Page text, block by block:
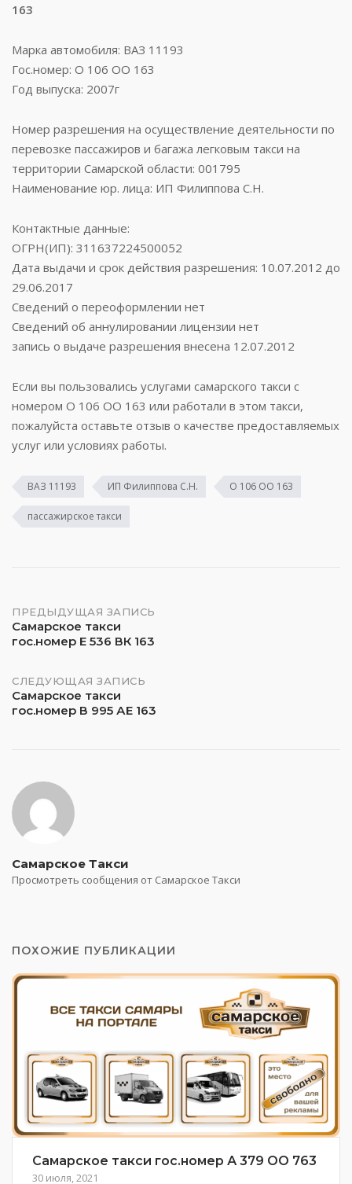
163
Марка автомобиля: ВАЗ 11193
Гос.номер: О 106 ОО 163
Год выпуска: 2007г
Номер разрешения на осуществление деятельности по
перевозке пассажиров и багажа легковым такси на
территории Самарской области: 001795
Наименование юр. лица: ИП Филиппова С.Н.
Контактные данные:
ОГРН(ИП): 311637224500052
Дата выдачи и срок действия разрешения: 10.07.2012 до
29.06.2017
Сведений о переоформлении нет
Сведений об аннулировании лицензии нет
запись о выдаче разрешения внесена 12.07.2012
Если вы пользовались услугами самарского такси с
номером О 106 ОО 163 или работали в этом такси,
пожалуйста оставьте отзыв о качестве предоставляемых
услуг или условиях работы.
ВАЗ 11193 ИП Филиппова С.Н. О 106 ОО 163
пассажирское такси
Навигация
по
записям
ПРЕДЫДУЩАЯ ЗАПИСЬ
Самарское такси
гос.номер Е 536 ВК 163
СЛЕДУЮЩАЯ ЗАПИСЬ
Самарское такси
гос.номер В 995 АЕ 163
Самарское Такси
Просмотреть сообщения от Самарское Такси
ПОХОЖИЕ ПУБЛИКАЦИИ
Самарское такси гос.номер А 379 ОО 763
30 июля, 2021